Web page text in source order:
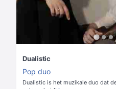
Dualistic
Pop duo
Dualistic is het muzikale duo dat